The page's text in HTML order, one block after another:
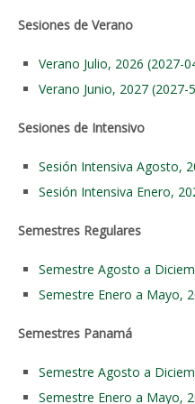
Sesiones de Verano
Verano Julio, 2026 (2027-
Verano Junio, 2027 (2027-
Sesiones de Intensivo
Sesión Intensiva Agosto,
Sesión Intensiva Enero,
Semestres Regulares
Semestre Agosto a
Semestre Enero a Mayo,
Semestres Panamá
Semestre Agosto a
Semestre Enero a Mayo,